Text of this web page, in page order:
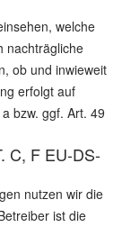
welche
nachträgliche
ob und inwieweit
erfolgt auf
bzw. ggf. Art. 49
C, F EU-DS-
nutzen wir die
ist die